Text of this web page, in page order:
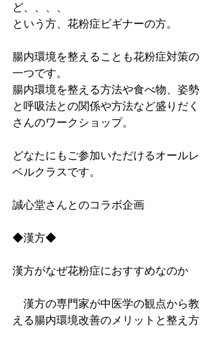
ど、、、、
という方、花粉症ビギナーの方。
腸内環境を整えることも花粉症対策の
一つです。
腸内環境を整える方法や食べ物、姿勢
と呼吸法との関係や方法など盛りだく
さんのワークショップ。
どなたにもご参加いただけるオールレ
ベルクラスです。
誠心堂さんとのコラボ企画
◆漢方◆
漢方がなぜ花粉症におすすめなのか
漢方の専門家が中医学の観点から教
える腸内環境改善のメリットと整え方